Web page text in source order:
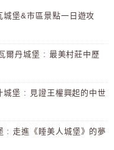
堡&市區景點一日遊攻
爾丹城堡 : 最美村莊中歷
堡 : 見證王權興起的中世
: 走進《睡美人城堡》的夢